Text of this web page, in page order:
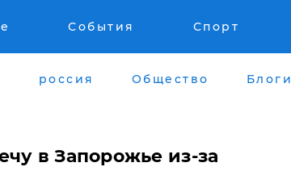
События Спорт
россия Общество Блоги
в Запорожье из-за